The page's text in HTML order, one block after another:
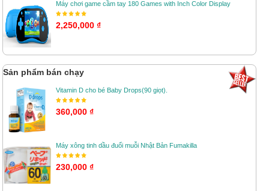
Máy chơi game cầm tay 180 Games with Inch Color Display
2,250,000 ₫
Sản phẩm bán chạy
Vitamin D cho bé Baby Drops(90 giọt).
360,000 ₫
Máy xông tinh dầu đuổi muỗi Nhật Bản Fumakilla
230,000 ₫